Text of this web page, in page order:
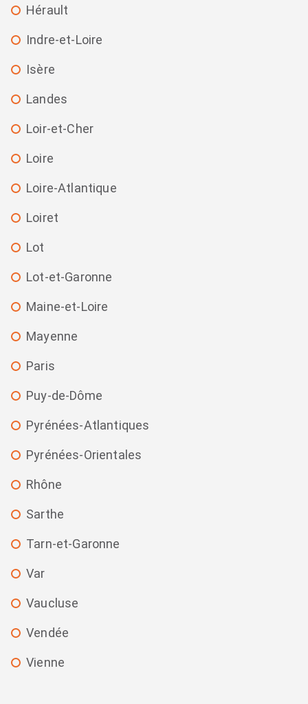
Hérault
Indre-et-Loire
Isère
Landes
Loir-et-Cher
Loire
Loire-Atlantique
Loiret
Lot
Lot-et-Garonne
Maine-et-Loire
Mayenne
Paris
Puy-de-Dôme
Pyrénées-Atlantiques
Pyrénées-Orientales
Rhône
Sarthe
Tarn-et-Garonne
Var
Vaucluse
Vendée
Vienne